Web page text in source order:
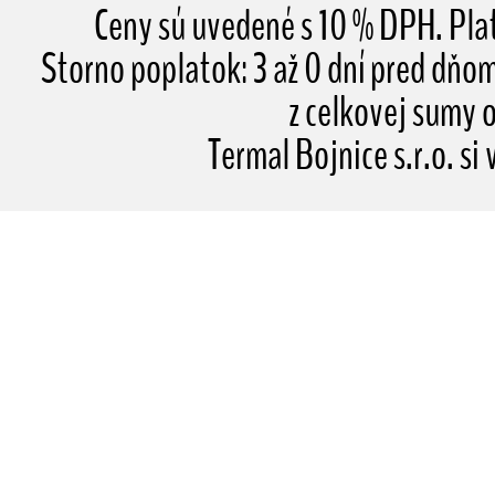
Ceny sú uvedené s 10 % DPH.
Storno poplatok: 3 až 0 dní pred
z celkovej sumy
Termal Bojnice s.r.o. si